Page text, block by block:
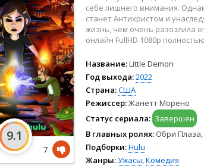
2023
2022
себе лишнего внимания.
станет Антихристом и
жизнь, чем очень разозлила
онлайн FullHD 1080p
Название:Little Demon
Год выхода:2022
Страна:США
Режиссер:Жанетт Морено
Статус сериала: Завершен
В главных ролях: Обри
Подборки:Hulu
Жанры:Ужасы,Комедия
9.1
7